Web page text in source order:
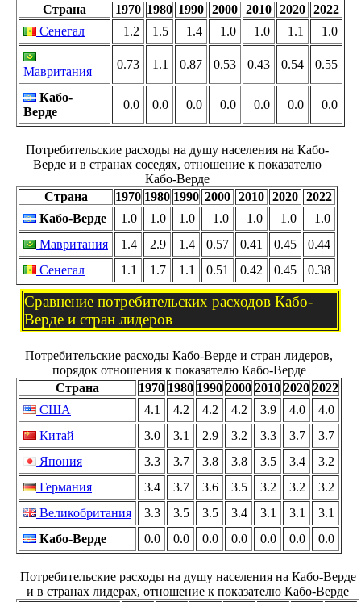
Страна
1970 1980 1990 2000 2010 2020 2022
Сенегал
1.2 1.5 1.4 1.0 1.0 1.1 1.0
Мавритания
0.73 1.1 0.87 0.53 0.43 0.54 0.55
Кабо-
Верде
0.0 0.0 0.0 0.0 0.0 0.0 0.0
Потребительские расходы на душу населения на Кабо-
Верде и в странах соседях, отношение к показателю
Кабо-Верде
Страна
1970 1980 1990 2000 2010 2020 2022
Кабо-Верде
1.0 1.0 1.0 1.0 1.0 1.0
1.0
Мавритания
1.4 2.9 1.4 0.57 0.41 0.45
0.44
Сенегал
1.1 1.7 1.1 0.51 0.42 0.45 0.38
Сравнение потребительских расходов Кабо-
Верде и стран лидеров
Потребительские расходы Кабо-Верде и стран лидеров,
порядок отношения к показателю Кабо-Верде
Страна
1970 1980 1990 2000 2010 2020 2022
США
4.1 4.2 4.2 4.2 3.9 4.0
4.0
Китай
3.0 3.1 2.9 3.2 3.3 3.7
3.7
Япония
3.3 3.7 3.8 3.8 3.5 3.4
3.2
Германия
3.4 3.7 3.6 3.5 3.2 3.2
3.2
Великобритания
3.3 3.5 3.5 3.4 3.1 3.1
3.1
Кабо-Верде
0.0 0.0 0.0 0.0 0.0 0.0 0.0
Потребительские расходы на душу населения на Кабо-Верде
и в странах лидерах, отношение к показателю Кабо-Верде